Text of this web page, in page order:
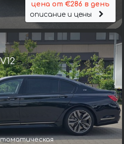
цена от €286 в день
описание и цены